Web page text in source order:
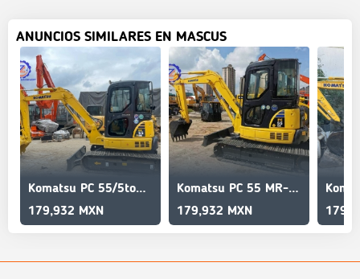
ANUNCIOS SIMILARES EN MASCUS
Komatsu PC 55/5ton/Short tail excavator
179,932 MXN
Komatsu PC 55 MR-2/High quality/excellent durability/
179,932 MXN